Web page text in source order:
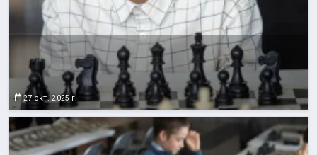
27 окт. 2025 г.